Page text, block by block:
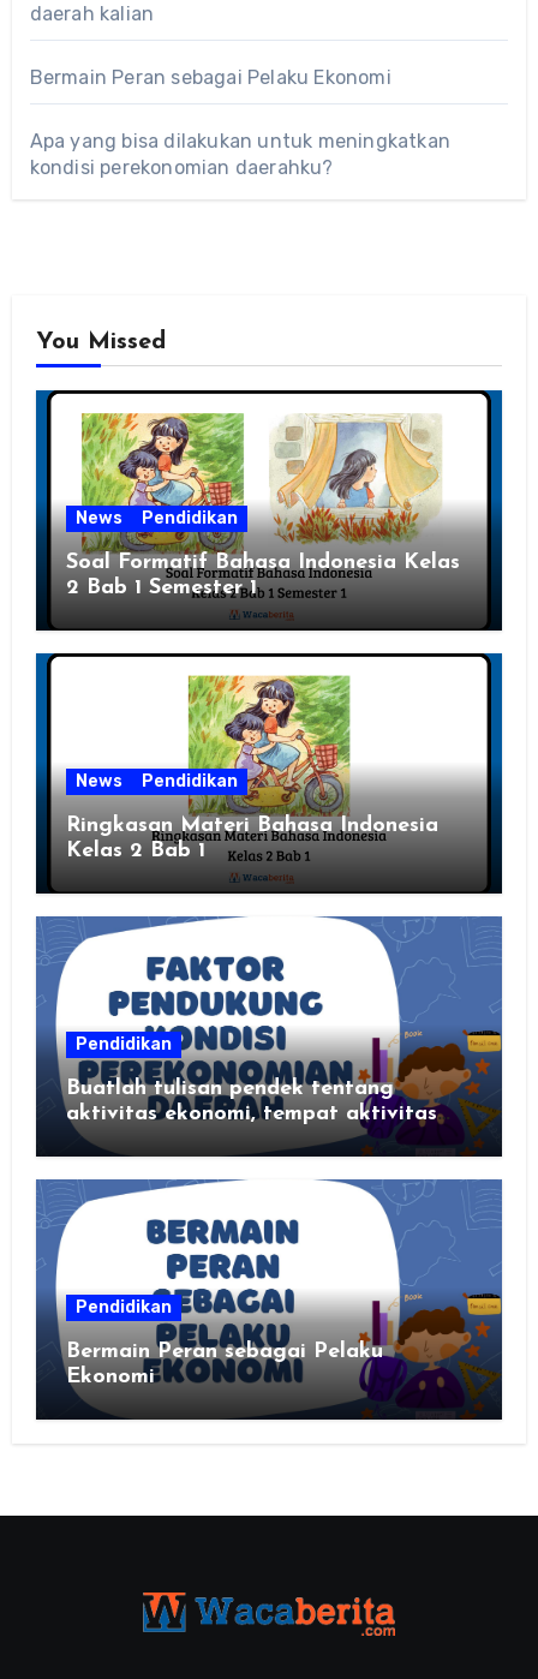
daerah kalian
Bermain Peran sebagai Pelaku Ekonomi
Apa yang bisa dilakukan untuk meningkatkan
kondisi perekonomian daerahku?
You Missed
News Pendidikan
Soal Formatif Bahasa Indonesia Kelas
2 Bab 1 Semester 1
News Pendidikan
Ringkasan Materi Bahasa Indonesia
Kelas 2 Bab 1
Pendidikan
Buatlah tulisan pendek tentang
aktivitas ekonomi, tempat aktivitas
ekonomi, dan hasil produksi daerah
kalian
Pendidikan
Bermain Peran sebagai Pelaku
Ekonomi